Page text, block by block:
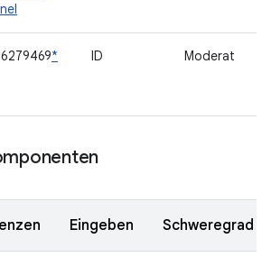
* ID Moderat
Eingeben Schweregrad